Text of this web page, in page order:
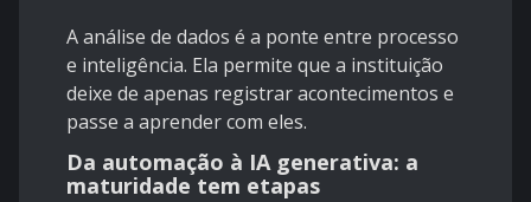
A análise de dados é a ponte entre processo
e inteligência. Ela permite que a instituição
deixe de apenas registrar acontecimentos e
passe a aprender com eles.
Da automação à IA generativa: a
maturidade tem etapas